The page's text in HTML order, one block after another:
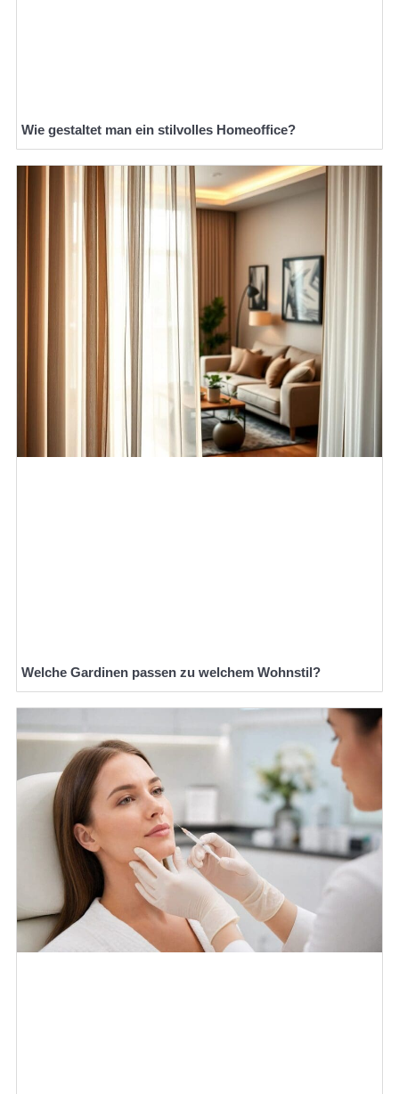
Wie gestaltet man ein stilvolles Homeoffice?
Welche Gardinen passen zu welchem Wohnstil?